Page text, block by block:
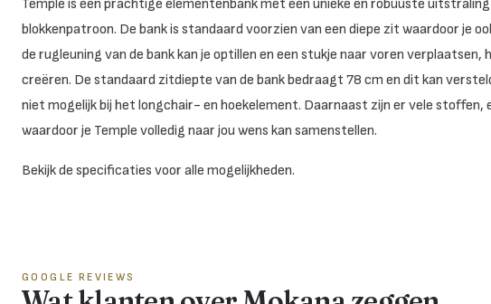
Temple is een prachtige elementenbank met een unieke en robuuste
blokkenpatroon. De bank is standaard voorzien van een diepe zit waardoor je
de rugleuning van de bank kan je optillen en een stukje naar voren verplaatsen,
creëren. De standaard zitdiepte van de bank bedraagt 78 cm en dit kan
niet mogelijk bij het longchair- en hoekelement. Daarnaast zijn er vele stoffen,
waardoor je Temple volledig naar jou wens kan samenstellen.
Bekijk de specificaties voor alle mogelijkheden.
GOOGLE REVIEWS